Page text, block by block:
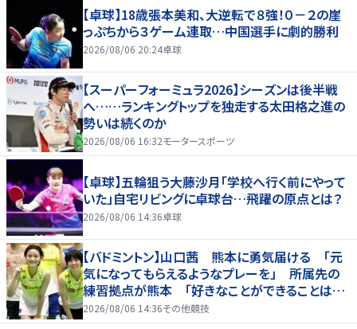
【卓球】18歳張本美和、大逆転で８強！０－２の崖
っぷちから３ゲーム連取…中国選手に劇的勝利
2026/08/06 20:24卓球
【スーパーフォーミュラ2026】シーズンは後半戦
へ……ランキングトップを独走する太田格之進の
勢いは続くのか
2026/08/06 16:32モータースポーツ
【卓球】五輪狙う大藤沙月「学校へ行く前にやって
いた」自宅リビングに卓球台…飛躍の原点とは？
2026/08/06 14:36卓球
【バドミントン】山口茜 熊本に勇気届ける 「元
気になってもらえるようなプレーを」 所属先の
練習拠点が熊本 「好きなことができることは当
たり前じゃない」
2026/08/06 14:36その他競技